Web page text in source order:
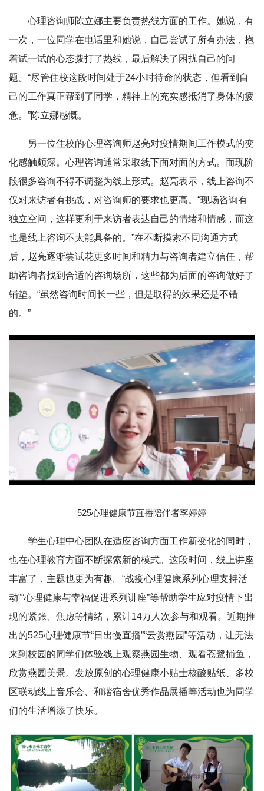
心理咨询师陈立娜主要负责热线方面的工作。她说，有
一次，一位同学在电话里和她说，自己尝试了所有办法，抱
着试一试的心态拨打了热线，最后解决了困扰自己的问
题。“尽管住校这段时间处于24小时待命的状态，但看到自
己的工作真正帮到了同学，精神上的充实感抵消了身体的疲
惫。”陈立娜感慨。
另一位住校的心理咨询师赵亮对疫情期间工作模式的变
化感触颇深。心理咨询通常采取线下面对面的方式。而现阶
段很多咨询不得不调整为线上形式。赵亮表示，线上咨询不
仅对来访者有挑战，对咨询师的要求也更高。“现场咨询有
独立空间，这样更利于来访者表达自己的情绪和情感，而这
也是线上咨询不太能具备的。”在不断摸索不同沟通方式
后，赵亮逐渐尝试花更多时间和精力与咨询者建立信任，帮
助咨询者找到合适的咨询场所，这些都为后面的咨询做好了
铺垫。“虽然咨询时间长一些，但是取得的效果还是不错
的。”
525心理健康节直播陪伴者李婷婷
学生心理中心团队在适应咨询方面工作新变化的同时，
也在心理教育方面不断探索新的模式。这段时间，线上讲座
丰富了，主题也更为有趣。“战疫心理健康系列心理支持活
动”“心理健康与幸福促进系列讲座”等帮助学生应对疫情下出
现的紧张、焦虑等情绪，累计14万人次参与和观看。近期推
出的525心理健康节“日出慢直播”“云赏燕园”等活动，让无法
来到校园的同学们体验线上观察燕园生物、观看苍鹭捕鱼，
欣赏燕园美景。发放原创的心理健康小贴士核酸贴纸、多校
区联动线上音乐会、和谐宿舍优秀作品展播等活动也为同学
们的生活增添了快乐。